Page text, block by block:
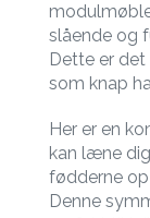
slående og
Dette er
som knap
Her er en
kan læne
fødderne
Denne